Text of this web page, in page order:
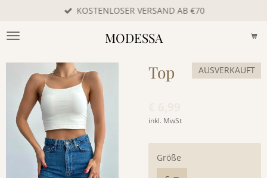
springen
MODESSA
KOSTENLOSER VERSAND AB €70
Top AUSVERKAUFT
inkl. MwSt
Größe